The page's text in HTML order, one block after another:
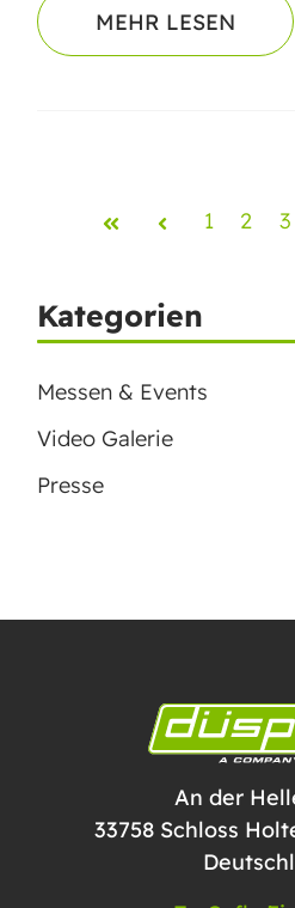
MEHR LESEN
First Prev 1 2 3
Kategorien
Messen & Events
Video Galerie
Presse
An der
33758 Schloss